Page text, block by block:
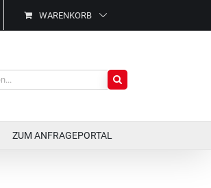
WARENKORB
ZUM ANFRAGEPORTAL